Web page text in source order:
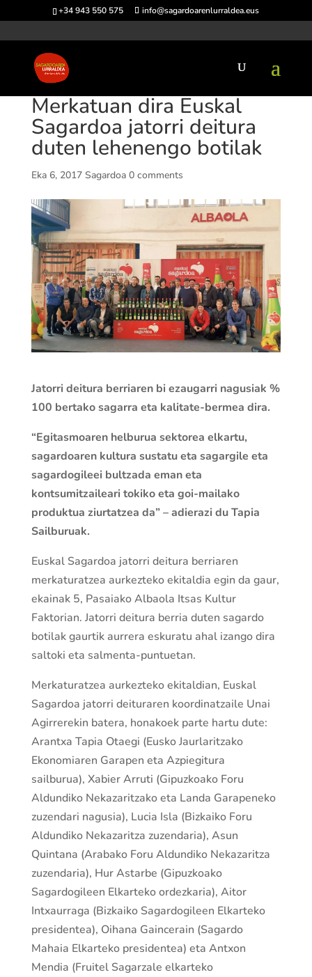
+34 943 550 575 info@sagardoarenlurraldea.eus
Merkatuan dira Euskal
Sagardoa jatorri deitura
duten lehenengo botilak
Eka 6, 2017 Sagardoa 0 comments
Jatorri deitura berriaren bi ezaugarri nagusiak %
100 bertako sagarra eta kalitate-bermea dira.
“Egitasmoaren helburua sektorea elkartu,
sagardoaren kultura sustatu eta sagargile eta
sagardogileei bultzada eman eta
kontsumitzaileari tokiko eta goi-mailako
produktua ziurtatzea da” – adierazi du Tapia
Sailburuak.
Euskal Sagardoa jatorri deitura berriaren
merkaturatzea aurkezteko ekitaldia egin da gaur,
ekainak 5, Pasaiako Albaola Itsas Kultur
Faktorian. Jatorri deitura berria duten sagardo
botilak gaurtik aurrera eskuratu ahal izango dira
saltoki eta salmenta-puntuetan.
Merkaturatzea aurkezteko ekitaldian, Euskal
Sagardoa jatorri deituraren koordinatzaile Unai
Agirrerekin batera, honakoek parte hartu dute:
Arantxa Tapia Otaegi (Eusko Jaurlaritzako
Ekonomiaren Garapen eta Azpiegitura
sailburua), Xabier Arruti (Gipuzkoako Foru
Aldundiko Nekazaritzako eta Landa Garapeneko
zuzendari nagusia), Lucia Isla (Bizkaiko Foru
Aldundiko Nekazaritza zuzendaria), Asun
Quintana (Arabako Foru Aldundiko Nekazaritza
zuzendaria), Hur Astarbe (Gipuzkoako
Sagardogileen Elkarteko ordezkaria), Aitor
Intxaurraga (Bizkaiko Sagardogileen Elkarteko
presidentea), Oihana Gaincerain (Sagardo
Mahaia Elkarteko presidentea) eta Antxon
Mendia (Fruitel Sagarzale elkarteko